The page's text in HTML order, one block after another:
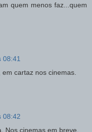
quem menos faz...quem
08:41
cartaz nos cinemas.
08:42
Nos cinemas em breve.